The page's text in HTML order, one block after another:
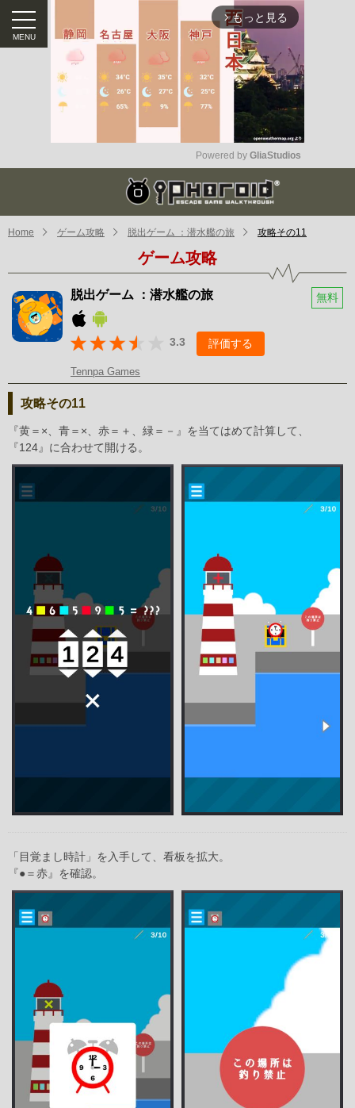
arrow_forward_ios もっと見る
Mute
Powered by GliaStudios
Home ゲーム攻略 脱出ゲーム ：潜水艦の旅 攻略その11
ゲーム攻略
脱出ゲーム ：潜水艦の旅 無料
3.3 評価する
Tennpa Games
攻略その11
『黄＝×、青＝×、赤＝＋、緑＝－』を当てはめて計算して、
『124』に合わせて開ける。
「目覚まし時計」を入手して、看板を拡大。
『●＝赤』を確認。